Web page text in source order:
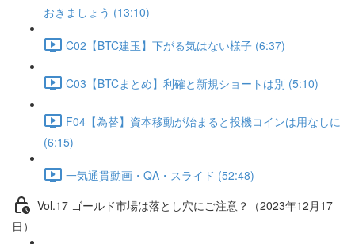
おきましょう (13:10)
C02【BTC建玉】下がる気はない様子 (6:37)
C03【BTCまとめ】利確と新規ショートは別 (5:10)
F04【為替】資本移動が始まると投機コインは用なしに
(6:15)
一気通貫動画・QA・スライド (52:48)
Vol.17 ゴールド市場は落とし穴にご注意？（2023年12月17
日）